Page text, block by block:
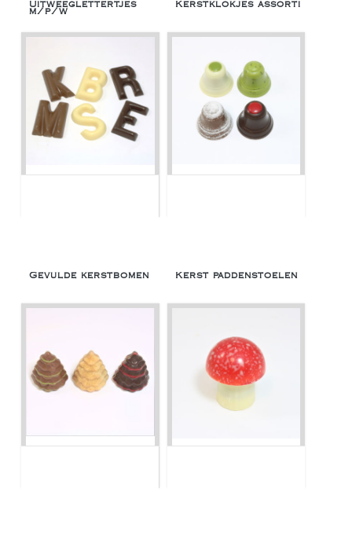
Uitweeglettertjes
m/p/w
Kerstklokjes assorti
Gevulde kerstbomen Kerst paddenstoelen